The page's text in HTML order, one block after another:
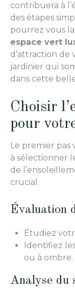
contribuera à
des étapes
pourrez vous
espace vert
d’attraction de
jardinier qui
dans cette
Choisir
pour
Le premier pas
à sélectionner
de
crucial.
Évaluation
Étudiez
Identifiez
ou à ombre.
Analyse du